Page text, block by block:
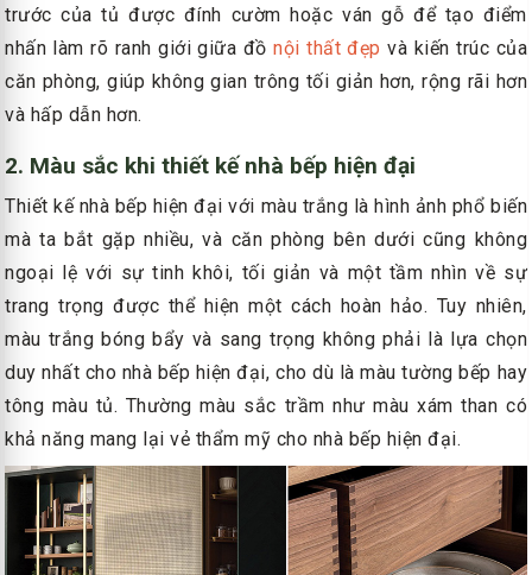
trước của tủ được đính cườm hoặc ván gỗ để tạo điểm
nhấn làm rõ ranh giới giữa đồnội thất đẹp và kiến ​​trúc của
căn phòng, giúp không gian trông tối giản hơn, rộng rãi hơn
và hấp dẫn hơn.
2. Màu sắc khi thiết kế nhà bếp hiện đại
Thiết kế nhà bếp hiện đại với màu trắng là hình ảnh phổ biến
mà ta bắt gặp nhiều, và căn phòng bên dưới cũng không
ngoại lệ với sự tinh khôi, tối giản và một tầm nhìn về sự
trang trọng được thể hiện một cách hoàn hảo. Tuy nhiên,
màu trắng bóng bẩy và sang trọng không phải là lựa chọn
duy nhất cho nhà bếp hiện đại, cho dù là màu tường bếp hay
tông màu tủ. Thường màu sắc trầm như màu xám than có
khả năng mang lại vẻ thẩm mỹ cho nhà bếp hiện đại.